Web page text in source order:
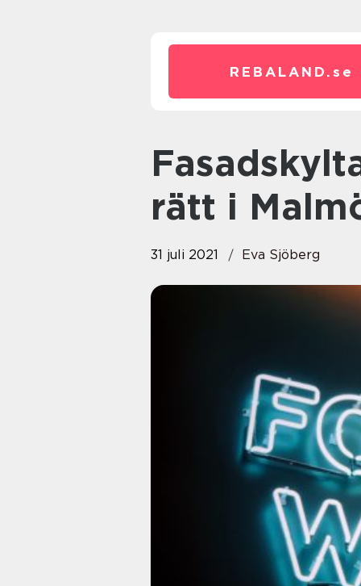
REBALAND. se
Fasadskyltar hjälper dig hitta
rätt i
31 juli 2021 Eva Sjöberg